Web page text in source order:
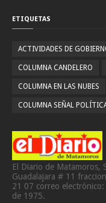
ETIQUETAS
ACTIVIDADES DE
COLUMNA CANDELERO
COLUMNA EN LAS NUBES
COLUMNA SEÑAL
El Diario de Matamoros,
Guadalajara # 11
21 07 correo
de 1975.